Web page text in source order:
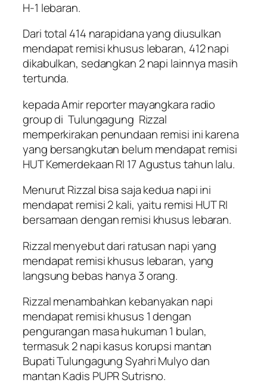
H-1 lebaran.
Dari total 414 narapidana yang diusulkan
mendapat remisi khusus lebaran, 412 napi
dikabulkan, sedangkan 2 napi lainnya masih
tertunda.
kepada Amir reporter mayangkara radio
group di Tulungagung Rizzal
memperkirakan penundaan remisi ini karena
yang bersangkutan belum mendapat remisi
HUT Kemerdekaan RI 17 Agustus tahun lalu.
Menurut Rizzal bisa saja kedua napi ini
mendapat remisi 2 kali, yaitu remisi HUT RI
bersamaan dengan remisi khusus lebaran.
Rizzal menyebut dari ratusan napi yang
mendapat remisi khusus lebaran, yang
langsung bebas hanya 3 orang.
Rizzal menambahkan kebanyakan napi
mendapat remisi khusus 1 dengan
pengurangan masa hukuman 1 bulan,
termasuk 2 napi kasus korupsi mantan
Bupati Tulungagung Syahri Mulyo dan
mantan Kadis PUPR Sutrisno.